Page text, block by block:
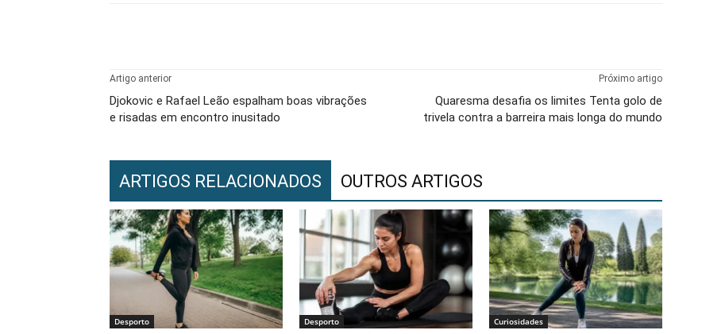
Artigo anterior
Djokovic e Rafael Leão espalham boas vibrações
e risadas em encontro inusitado
Próximo artigo
Quaresma desafia os limites Tenta golo de
trivela contra a barreira mais longa do mundo
ARTIGOS RELACIONADOS OUTROS ARTIGOS
Desporto Desporto Curiosidades